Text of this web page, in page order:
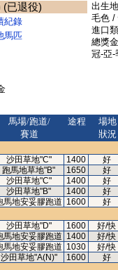
(已退役)
紀錄
馬匹
出生地
毛色 /
進口
總獎
冠-亞-
馬場/跑道/
賽道
途程
場地
狀況
沙田草地"C" 1400 好
跑馬地草地"B" 1650 好
沙田草地"C" 1400 好
沙田草地"B" 1400 好
馬地安妥膠跑道 1600 好
沙田草地"D" 1600 好/快
馬地安妥膠跑道 1400 好/快
馬地安妥膠跑道 1030 好/快
沙田草地"A(N)" 1600 好